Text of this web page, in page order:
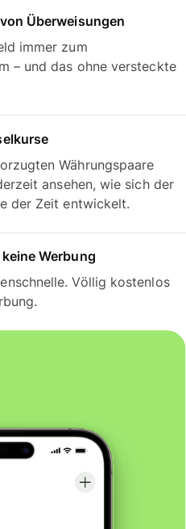
Überweisungen
immer zum
– und das ohne versteckte
Währungspaare
ansehen, wie sich der
der Zeit entwickelt.
Werbung
Völlig kostenlos